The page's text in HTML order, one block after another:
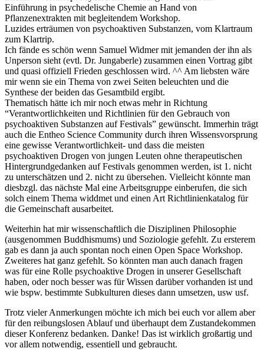
Einführung in psychedelische Chemie an Hand von
Pflanzenextrakten mit begleitendem Workshop.
Luzides erträumen von psychoaktiven Substanzen, vom Klartraum
zum Klartrip.
Ich fände es schön wenn Samuel Widmer mit jemanden der ihn als
Unperson sieht (evtl. Dr. Jungaberle) zusammen einen Vortrag gibt
und quasi offiziell Frieden geschlossen wird. ^^ Am liebsten wäre
mir wenn sie ein Thema von zwei Seiten beleuchten und die
Synthese der beiden das Gesamtbild ergibt.
Thematisch hätte ich mir noch etwas mehr in Richtung
“Verantwortlichkeiten und Richtlinien für den Gebrauch von
psychoaktiven Substanzen auf Festivals” gewünscht. Immerhin trägt
auch die Entheo Science Community durch ihren Wissensvorsprung
eine gewisse Verantwortlichkeit- und dass die meisten
psychoaktiven Drogen von jungen Leuten ohne therapeutischen
Hintergrundgedanken auf Festivals genommen werden, ist 1. nicht
zu unterschätzen und 2. nicht zu übersehen. Vielleicht könnte man
diesbzgl. das nächste Mal eine Arbeitsgruppe einberufen, die sich
solch einem Thema widdmet und einen Art Richtlinienkatalog für
die Gemeinschaft ausarbeitet.
Weiterhin hat mir wissenschaftlich die Disziplinen Philosophie
(ausgenommen Buddhismums) und Soziologie gefehlt. Zu ersterem
gab es dann ja auch spontan noch einen Open Space Workshop.
Zweiteres hat ganz gefehlt. So könnten man auch danach fragen
was für eine Rolle psychoaktive Drogen in unserer Gesellschaft
haben, oder noch besser was für Wissen darüber vorhanden ist und
wie bspw. bestimmte Subkulturen dieses dann umsetzen, usw usf.
Trotz vieler Anmerkungen möchte ich mich bei euch vor allem aber
für den reibungslosen Ablauf und überhaupt dem Zustandekommen
dieser Konferenz bedanken. Danke! Das ist wirklich großartig und
vor allem notwendig, essentiell und gebraucht.